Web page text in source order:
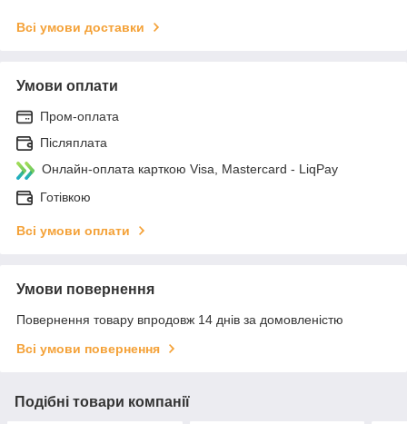
Всі умови доставки
Умови оплати
Пром-оплата
Післяплата
Онлайн-оплата карткою Visa, Mastercard - LiqPay
Готівкою
Всі умови оплати
Умови повернення
Повернення товару впродовж 14 днів за домовленістю
Всі умови повернення
Подібні товари компанії